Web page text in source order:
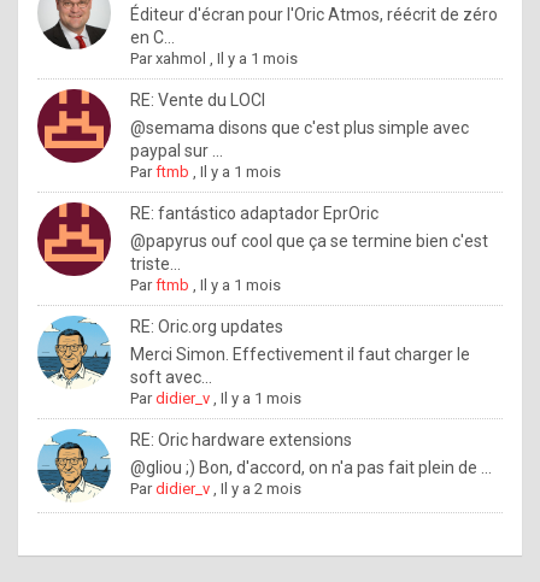
u
w
a
n
t
o
n
o
w
h
o
w
o
Éditeur d'écran pour l'Oric Atmos, réécrit de zéro
en C...
Parxahmol ,Il y a 1 mois
RE: Vente du LOCI
@semama disons que c'est plus simple avec
paypal sur ...
Parftmb ,Il y a 1 mois
RE: fantástico adaptador EprOric
@papyrus ouf cool que ça se termine bien c'est
triste...
Parftmb ,Il y a 1 mois
RE: Oric.org updates
Merci Simon. Effectivement il faut charger le
soft avec...
Pardidier_v ,Il y a 1 mois
RE: Oric hardware extensions
@gliou ;) Bon, d'accord, on n'a pas fait plein de ...
Pardidier_v ,Il y a 2 mois